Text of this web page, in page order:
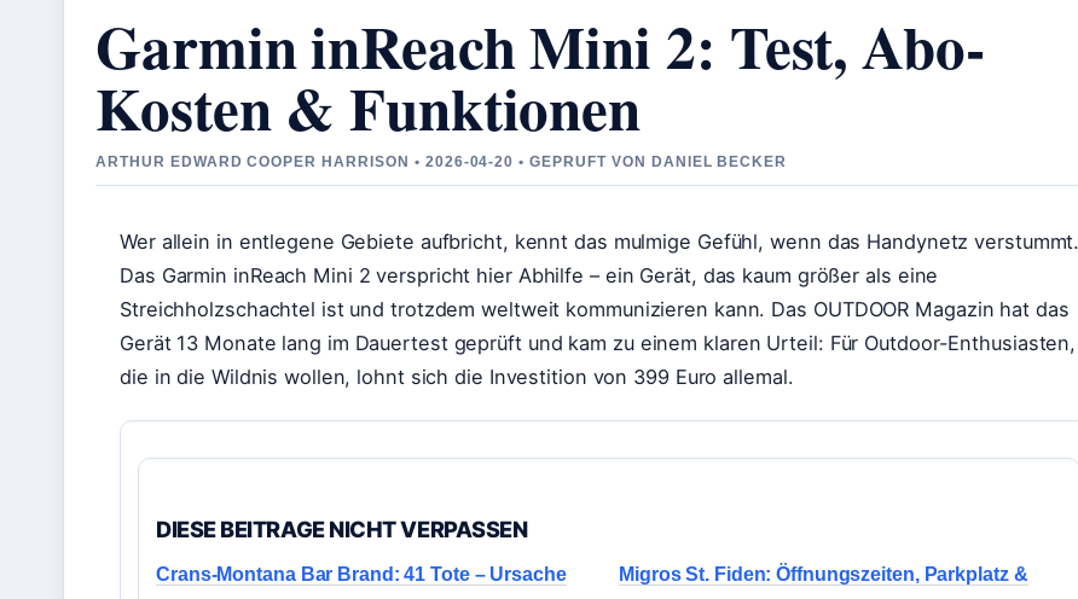
Garmin inReach Mini 2: Test, Abo-
Kosten & Funktionen
ARTHUR EDWARD COOPER HARRISON • 2026-04-20 • GEPRUFT VON DANIEL BECKER
Wer allein in entlegene Gebiete aufbricht, kennt das mulmige Gefühl, wenn das Handynetz verstummt.
Das Garmin inReach Mini 2 verspricht hier Abhilfe – ein Gerät, das kaum größer als eine
Streichholzschachtel ist und trotzdem weltweit kommunizieren kann. Das OUTDOOR Magazin hat das
Gerät 13 Monate lang im Dauertest geprüft und kam zu einem klaren Urteil: Für Outdoor-Enthusiasten,
die in die Wildnis wollen, lohnt sich die Investition von 399 Euro allemal.
DIESE BEITRAGE NICHT VERPASSEN
Crans-Montana Bar Brand: 41 Tote – Ursache
Migros St. Fiden: Öffnungszeiten, Parkplatz &